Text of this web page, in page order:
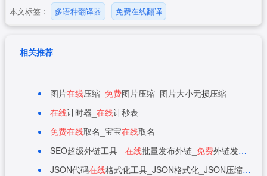
本文标签：
多语种翻译器 免费在线翻译
相关推荐
图片在线压缩_ 免费图片压缩_图片大小无损压缩
在线计时器_ 在线计秒表
免费在线取名_宝宝在线取名
SEO超级外链工具 - 在线批量发布外链_ 免费外链发布工具
JSON代码在线格式化工具_JSON格式化_JSON压缩_JSON解析_UNICODE与中文互转_JSON